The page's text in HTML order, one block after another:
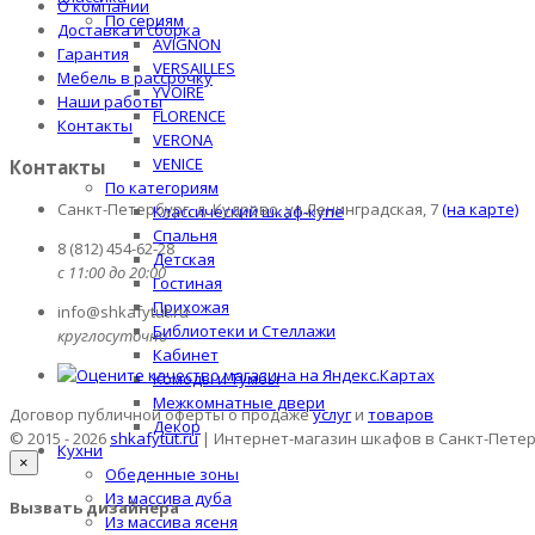
По сериям
AVIGNON
VERSAILLES
YVOIRE
FLORENCE
VERONA
VENICE
По категориям
Классический шкаф-купе
Спальня
Детская
Гостиная
Прихожая
Библиотеки и Стеллажи
Кабинет
Комоды и Тумбы
Межкомнатные двери
Декор
Кухни
Обеденные зоны
Из массива дуба
Из массива ясеня
О компании
Доставка и сборка
Гарантия
Мебель в рассрочку
Наши работы
Контакты
Контакты
Санкт-Петербург, д. Кудрово, ул.Ленинградская, 7(на карте)
8 (812) 454-62-28
с 11:00 до 20:00
info@shkafytut.ru
круглосуточно
Договор публичной оферты о продажеуслуги товаров
© 2015 - 2026 shkafytut.ru| Интернет-магазин шкафов в Санкт-
×
Вызвать дизайнера